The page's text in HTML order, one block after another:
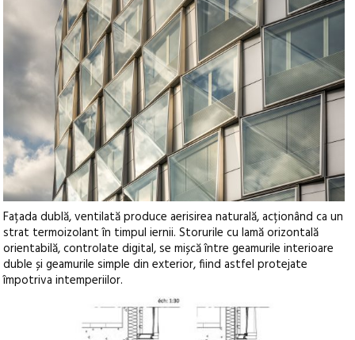
Fațada dublă, ventilată produce aerisirea naturală, acționând ca un
strat termoizolant în timpul iernii. Storurile cu lamă orizontală
orientabilă, controlate digital, se mișcă între geamurile interioare
duble și geamurile simple din exterior, fiind astfel protejate
împotriva intemperiilor.